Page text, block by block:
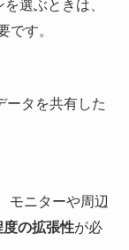
選ぶときは、
です。
ータを共有した
モニターや周辺
度の拡張性が必